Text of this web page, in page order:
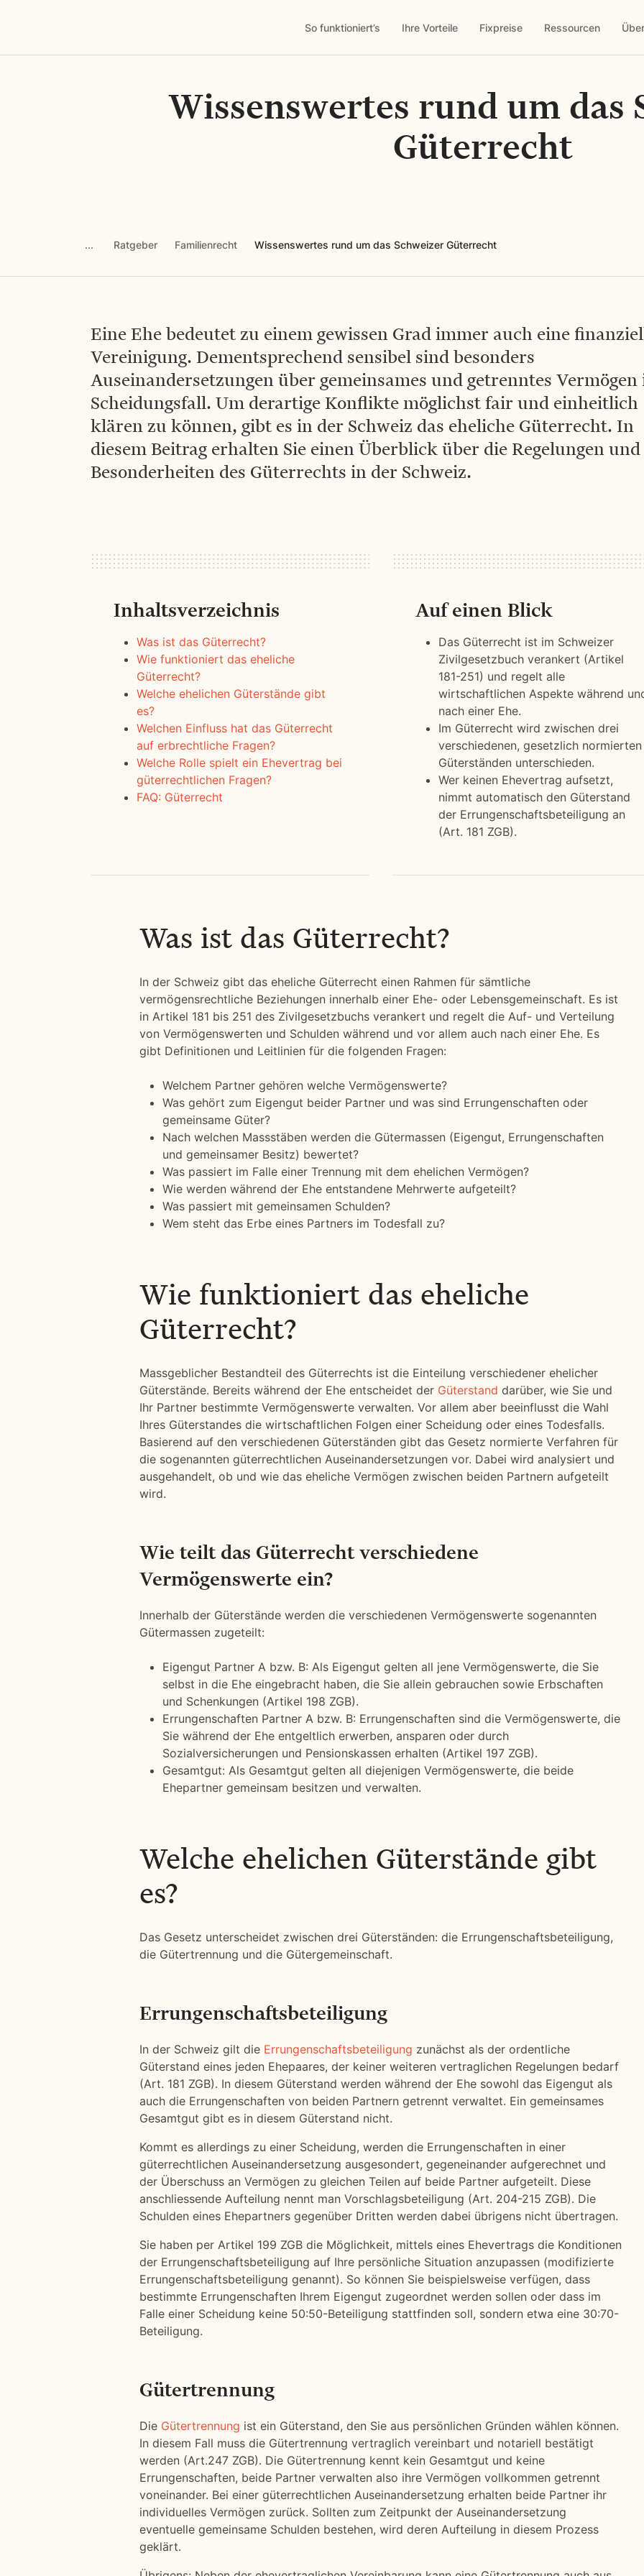
So funktioniert’s Ihre Vorteile Fixpreise Ressourcen
Wissenswertes rund um das
Güterrecht
Ratgeber Familienrecht Wissenswertes rund um das Schweizer Güterrecht
Eine Ehe bedeutet zu einem gewissen Grad immer auch eine
Vereinigung. Dementsprechend sensibel sind besonders
Auseinandersetzungen über gemeinsames und getrenntes Vermögen
Scheidungsfall. Um derartige Konflikte möglichst fair und einheitlich
klären zu können, gibt es in der Schweiz das eheliche Güterrecht. In
diesem Beitrag erhalten Sie einen Überblick über die Regelungen und
Besonderheiten des Güterrechts in der Schweiz.
Inhaltsverzeichnis
Was ist das Güterrecht?
Wie funktioniert das eheliche
Güterrecht?
Welche ehelichen Güterstände gibt
es?
Welchen Einfluss hat das Güterrecht
auf erbrechtliche Fragen?
Welche Rolle spielt ein Ehevertrag bei
güterrechtlichen Fragen?
FAQ: Güterrecht
Auf einen Blick
Das Güterrecht ist im Schweizer
Zivilgesetzbuch verankert (Artikel
181-251) und regelt alle
wirtschaftlichen Aspekte während
nach einer Ehe.
Im Güterrecht wird zwischen drei
verschiedenen, gesetzlich normierten
Güterständen unterschieden.
Wer keinen Ehevertrag aufsetzt,
nimmt automatisch den Güterstand
der Errungenschaftsbeteiligung an
(Art. 181 ZGB).
Was ist das Güterrecht?
In der Schweiz gibt das eheliche Güterrecht einen Rahmen für sämtliche
vermögensrechtliche Beziehungen innerhalb einer Ehe- oder Lebensgemeinschaft. Es ist
in Artikel 181 bis 251 des Zivilgesetzbuchs verankert und regelt die Auf- und Verteilung
von Vermögenswerten und Schulden während und vor allem auch nach einer Ehe. Es
gibt Definitionen und Leitlinien für die folgenden Fragen:
Welchem Partner gehören welche Vermögenswerte?
Was gehört zum Eigengut beider Partner und was sind Errungenschaften oder
gemeinsame Güter?
Nach welchen Massstäben werden die Gütermassen (Eigengut, Errungenschaften
und gemeinsamer Besitz) bewertet?
Was passiert im Falle einer Trennung mit dem ehelichen Vermögen?
Wie werden während der Ehe entstandene Mehrwerte aufgeteilt?
Was passiert mit gemeinsamen Schulden?
Wem steht das Erbe eines Partners im Todesfall zu?
Wie funktioniert das eheliche
Güterrecht?
Massgeblicher Bestandteil des Güterrechts ist die Einteilung verschiedener ehelicher
Güterstände. Bereits während der Ehe entscheidet der Güterstand darüber, wie Sie und
Ihr Partner bestimmte Vermögenswerte verwalten. Vor allem aber beeinflusst die Wahl
Ihres Güterstandes die wirtschaftlichen Folgen einer Scheidung oder eines Todesfalls.
Basierend auf den verschiedenen Güterständen gibt das Gesetz normierte Verfahren für
die sogenannten güterrechtlichen Auseinandersetzungen vor. Dabei wird analysiert und
ausgehandelt, ob und wie das eheliche Vermögen zwischen beiden Partnern aufgeteilt
wird.
Wie teilt das Güterrecht verschiedene
Vermögenswerte ein?
Innerhalb der Güterstände werden die verschiedenen Vermögenswerte sogenannten
Gütermassen zugeteilt:
Eigengut Partner A bzw. B: Als Eigengut gelten all jene Vermögenswerte, die Sie
selbst in die Ehe eingebracht haben, die Sie allein gebrauchen sowie Erbschaften
und Schenkungen (Artikel 198 ZGB).
Errungenschaften Partner A bzw. B: Errungenschaften sind die Vermögenswerte, die
Sie während der Ehe entgeltlich erwerben, ansparen oder durch
Sozialversicherungen und Pensionskassen erhalten (Artikel 197 ZGB).
Gesamtgut: Als Gesamtgut gelten all diejenigen Vermögenswerte, die beide
Ehepartner gemeinsam besitzen und verwalten.
Welche ehelichen Güterstände gibt
es?
Das Gesetz unterscheidet zwischen drei Güterständen: die Errungenschaftsbeteiligung,
die Gütertrennung und die Gütergemeinschaft.
Errungenschaftsbeteiligung
In der Schweiz gilt die Errungenschaftsbeteiligung zunächst als der ordentliche
Güterstand eines jeden Ehepaares, der keiner weiteren vertraglichen Regelungen bedarf
(Art. 181 ZGB). In diesem Güterstand werden während der Ehe sowohl das Eigengut als
auch die Errungenschaften von beiden Partnern getrennt verwaltet. Ein gemeinsames
Gesamtgut gibt es in diesem Güterstand nicht.
Kommt es allerdings zu einer Scheidung, werden die Errungenschaften in einer
güterrechtlichen Auseinandersetzung ausgesondert, gegeneinander aufgerechnet und
der Überschuss an Vermögen zu gleichen Teilen auf beide Partner aufgeteilt. Diese
anschliessende Aufteilung nennt man Vorschlagsbeteiligung (Art. 204-215 ZGB). Die
Schulden eines Ehepartners gegenüber Dritten werden dabei übrigens nicht übertragen.
Sie haben per Artikel 199 ZGB die Möglichkeit, mittels eines Ehevertrags die Konditionen
der Errungenschaftsbeteiligung auf Ihre persönliche Situation anzupassen (modifizierte
Errungenschaftsbeteiligung genannt). So können Sie beispielsweise verfügen, dass
bestimmte Errungenschaften Ihrem Eigengut zugeordnet werden sollen oder dass im
Falle einer Scheidung keine 50:50-Beteiligung stattfinden soll, sondern etwa eine 30:70-
Beteiligung.
Gütertrennung
Die Gütertrennung ist ein Güterstand, den Sie aus persönlichen Gründen wählen können.
In diesem Fall muss die Gütertrennung vertraglich vereinbart und notariell bestätigt
werden (Art.247 ZGB). Die Gütertrennung kennt kein Gesamtgut und keine
Errungenschaften, beide Partner verwalten also ihre Vermögen vollkommen getrennt
voneinander. Bei einer güterrechtlichen Auseinandersetzung erhalten beide Partner ihr
individuelles Vermögen zurück. Sollten zum Zeitpunkt der Auseinandersetzung
eventuelle gemeinsame Schulden bestehen, wird deren Aufteilung in diesem Prozess
geklärt.